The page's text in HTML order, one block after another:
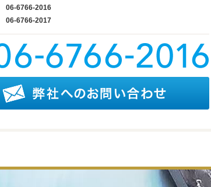
06-6766-2016
06-6766-2017